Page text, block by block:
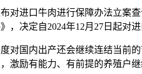
进口牛肉进行保障办法立案查
，决定自2024年12月27日起对
国内出产还会继续连结当前的
激励有能力、有前提的养殖户